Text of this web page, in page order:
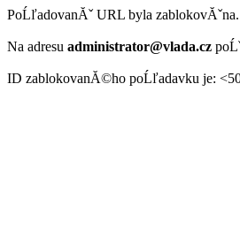
PoĹľadovanĂˇ URL byla
Na adresu administrator@vlada.cz
ID zablokovanĂ©ho poĹľadavku je: